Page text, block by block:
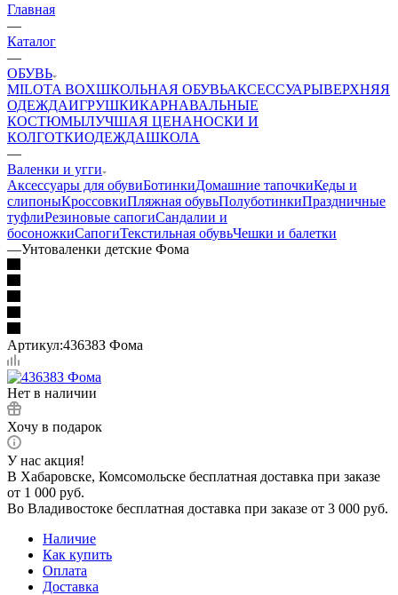
Главная
—
Каталог
—
ОБУВЬ
MILOTA BOXШКОЛЬНАЯ ОБУВЬАКСЕССУАРЫВЕРХНЯЯ
ОДЕЖДАИГРУШКИКАРНАВАЛЬНЫЕ
КОСТЮМЫЛУЧШАЯ ЦЕНАНОСКИ И
КОЛГОТКИОДЕЖДАШКОЛА
—
Валенки и угги
Аксессуары для обувиБотинкиДомашние тапочкиКеды и
слипоныКроссовкиПляжная обувьПолуботинкиПраздничные
туфлиРезиновые сапогиСандалии и
босоножкиСапогиТекстильная обувьЧешки и балетки
—Унтоваленки детские Фома
Артикул:43638З Фома
Нет в наличии
Хочу в подарок
У нас акция!
В Хабаровске, Комсомольске бесплатная доставка при заказе
от 1 000 руб.
Во Владивостоке бесплатная доставка при заказе от 3 000 руб.
Наличие
Как купить
Оплата
Доставка